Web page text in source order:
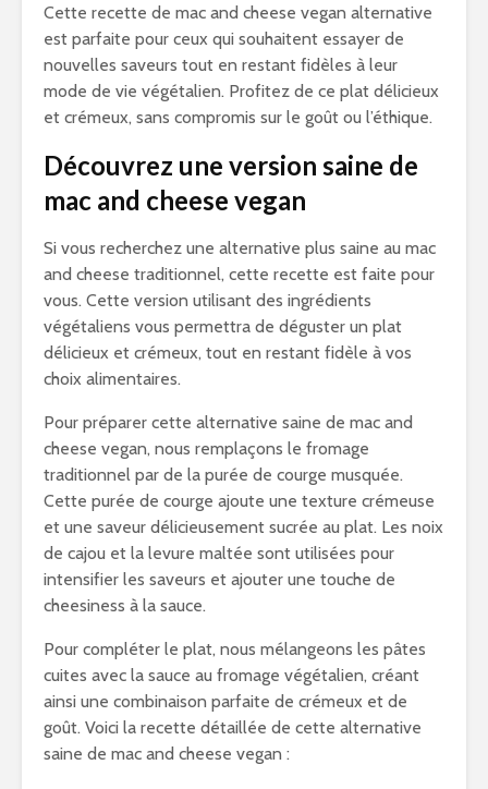
Cette recette de mac and cheese vegan alternative
est parfaite pour ceux qui souhaitent essayer de
nouvelles saveurs tout en restant fidèles à leur
mode de vie végétalien. Profitez de ce plat délicieux
et crémeux, sans compromis sur le goût ou l’éthique.
Découvrez une version saine de
mac and cheese vegan
Si vous recherchez une alternative plus saine au mac
and cheese traditionnel, cette recette est faite pour
vous. Cette version utilisant des ingrédients
végétaliens vous permettra de déguster un plat
délicieux et crémeux, tout en restant fidèle à vos
choix alimentaires.
Pour préparer cette alternative saine de mac and
cheese vegan, nous remplaçons le fromage
traditionnel par de la purée de courge musquée.
Cette purée de courge ajoute une texture crémeuse
et une saveur délicieusement sucrée au plat. Les noix
de cajou et la levure maltée sont utilisées pour
intensifier les saveurs et ajouter une touche de
cheesiness à la sauce.
Pour compléter le plat, nous mélangeons les pâtes
cuites avec la sauce au fromage végétalien, créant
ainsi une combinaison parfaite de crémeux et de
goût. Voici la recette détaillée de cette alternative
saine de mac and cheese vegan :